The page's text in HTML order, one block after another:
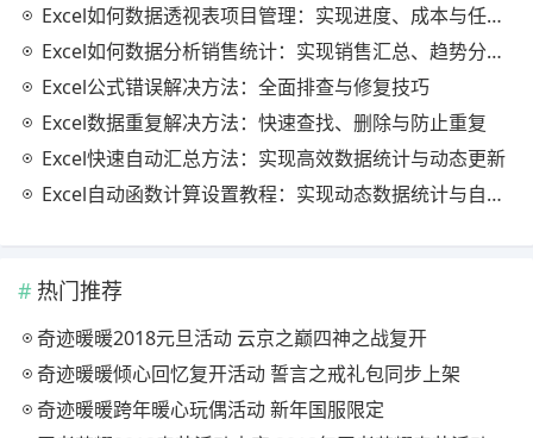
Excel如何数据透视表项目管理：实现进度、成本与任务的高效分析
Excel如何数据分析销售统计：实现销售汇总、趋势分析与业绩优化
Excel公式错误解决方法：全面排查与修复技巧
Excel数据重复解决方法：快速查找、删除与防止重复
Excel快速自动汇总方法：实现高效数据统计与动态更新
Excel自动函数计算设置教程：实现动态数据统计与自动更新
热门推荐
奇迹暖暖2018元旦活动 云京之巅四神之战复开
奇迹暖暖倾心回忆复开活动 誓言之戒礼包同步上架
奇迹暖暖跨年暖心玩偶活动 新年国服限定